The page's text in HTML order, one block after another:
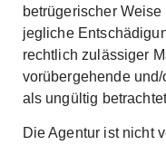
betrügerischer
jegliche
rechtlich zulässiger
vorübergehende
als ungültig
Die Agentur ist nicht